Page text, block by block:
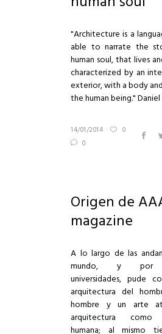
"Architecture is a
able to narrate the
human soul, that lives
characterized by an
exterior, with a body
the human being." Daniel
14/01/2014
0
0
Origen de
magazine
A lo largo de las
mundo, y por
universidades, pude
arquitectura del
hombre y un arte
arquitectura como
humana; al mismo